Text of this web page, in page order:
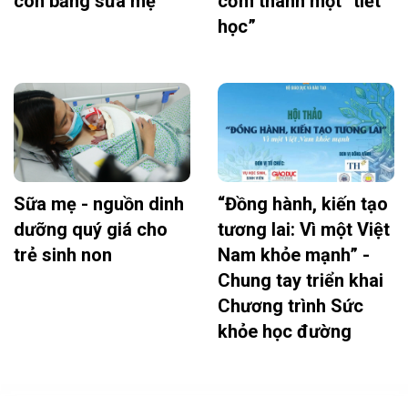
học”
Sữa mẹ - nguồn dinh
dưỡng quý giá cho
trẻ sinh non
“Đồng hành, kiến tạo
tương lai: Vì một Việt
Nam khỏe mạnh” -
Chung tay triển khai
Chương trình Sức
khỏe học đường